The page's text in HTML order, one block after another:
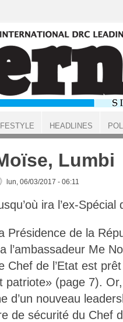
Lumbi
lun, 06/03/2017 - 06:11
ira l’ex-
Présidence de la
l’ambassadeur Me
Chef de l’Etat est
patriote» (page 7).
d’un nouveau
de sécurité du Chef
HEADLINES